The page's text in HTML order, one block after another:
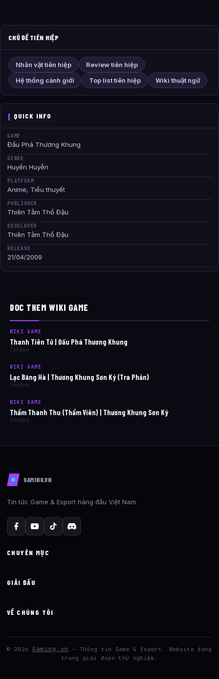
CHỦ ĐỀ TIÊN HIỆP
Nhân vật tiên hiệp
Review tiên hiệp
Hệ thống cảnh giới
Top list tiên hiệp Wiki thuật ngữ
QUICK INFO
GAME
Đấu Phá Thương Khung
GENRE
Huyền Huyễn
PLATFORM
Anime, Tiểu thuyết
PUBLISHER
Thiên Tằm Thổ Đậu
DEVELOPER
Thiên Tằm Thổ Đậu
RELEASE
21/04/2009
DOC THEM WIKI GAME
WIKI GAME
Thanh Tiên Tử | Đấu Phá Thương Khung
Zenden
WIKI GAME
Lạc Băng Hà | Thương Khung Sơn Ký (Tra Phản)
Zenden
WIKI GAME
Thẩm Thanh Thu (Thẩm Viên) | Thương Khung Sơn Ký
Zenden
GAMING.VN
Tin tức Game & Esport hàng đầu Việt Nam
CHUYÊN MỤC
GIẢI ĐẤU
VỀ CHÚNG TÔI
© 2026 Gaming.vn
— Thông tin Game & Esport. Website đang
trong giai đoạn thử nghiệm.